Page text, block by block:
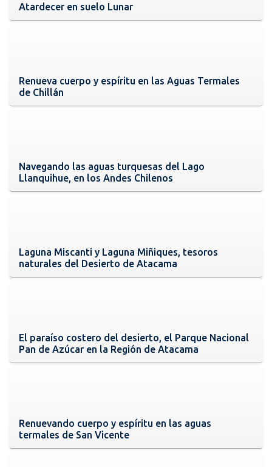
Atardecer en suelo Lunar
Renueva cuerpo y espíritu en las Aguas Termales
de Chillán
Navegando las aguas turquesas del Lago
Llanquihue, en los Andes Chilenos
Laguna Miscanti y Laguna Miñiques, tesoros
naturales del Desierto de Atacama
El paraíso costero del desierto, el Parque Nacional
Pan de Azúcar en la Región de Atacama
Renuevando cuerpo y espíritu en las aguas
termales de San Vicente